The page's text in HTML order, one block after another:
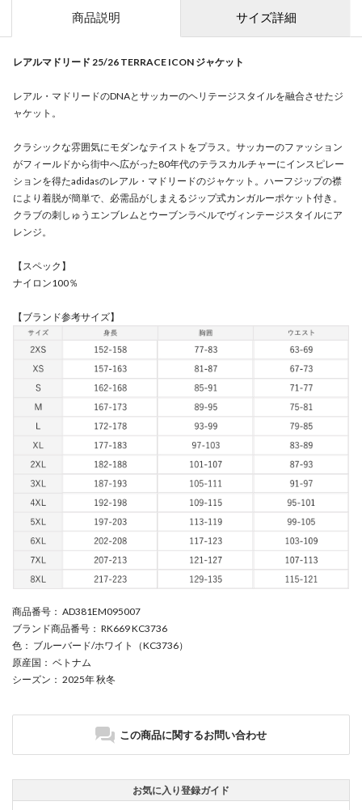
商品説明 サイズ詳細
レアルマドリード 25/26 TERRACE ICON ジャケット
レアル・マドリードのDNAとサッカーのヘリテージスタイルを融合させたジ
ャケット。
クラシックな雰囲気にモダンなテイストをプラス。サッカーのファッション
がフィールドから街中へ広がった80年代のテラスカルチャーにインスピレー
ションを得たadidasのレアル・マドリードのジャケット。ハーフジップの襟
により着脱が簡単で、必需品がしまえるジップ式カンガルーポケット付き。
クラブの刺しゅうエンブレムとウーブンラベルでヴィンテージスタイルにア
レンジ。
【スペック】
ナイロン100％
【ブランド参考サイズ】
商品番号 ： AD381EM095007
ブランド商品番号 ： RK669 KC3736
色 ： ブルーバード/ホワイト（KC3736）
原産国 ： ベトナム
シーズン ： 2025年 秋冬
この商品に関するお問い合わせ
お気に入り登録ガイド